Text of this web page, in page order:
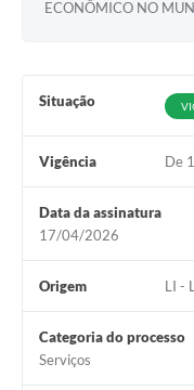
ECONÔMICO NO
Situação
Vigência De
Data da assinatura
17/04/2026
Origem LI -
Categoria do processo
Serviços